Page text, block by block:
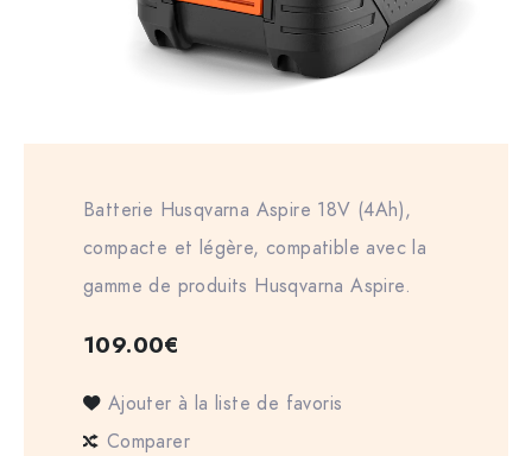
Batterie Husqvarna Aspire 18V (4Ah),
compacte et légère, compatible avec la
gamme de produits Husqvarna Aspire.
109.00€
Ajouter à la liste de favoris
Comparer